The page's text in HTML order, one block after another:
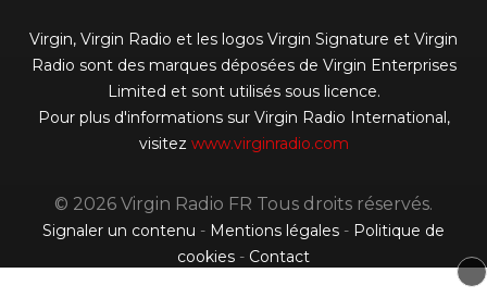
Virgin, Virgin Radio et les logos Virgin Signature et Virgin
Radio sont des marques déposées de Virgin Enterprises
Limited et sont utilisés sous licence.
Pour plus d'informations sur Virgin Radio International,
visitez www.virginradio.com
© 2026 Virgin Radio FR Tous droits réservés.
Signaler un contenu - Mentions légales - Politique de
cookies - Contact